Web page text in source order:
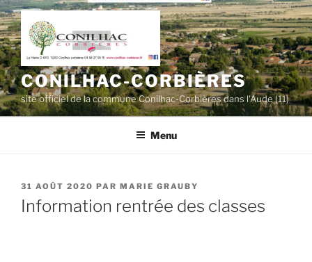
Aller
au
contenu
principal
CONILHAC-CORBIÈRES
site officiel de la commune Conilhac-Corbières dans l'Aude (11)
Menu
PUBLIÉ
LE
31 AOÛT 2020 PAR MARIE GRAUBY
Information rentrée des classes